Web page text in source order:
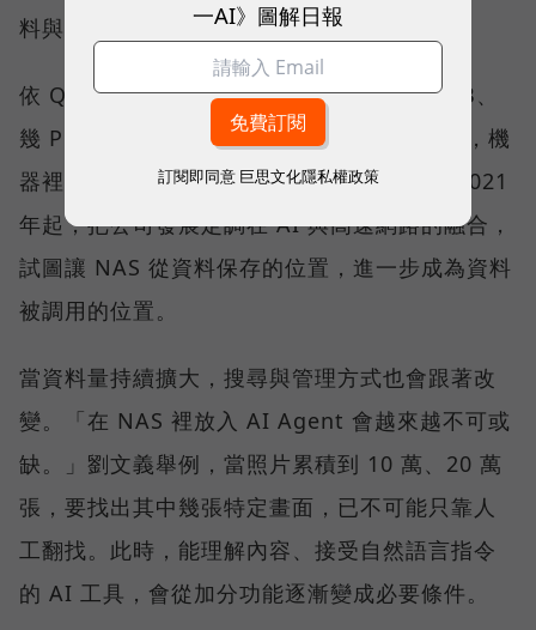
料與任務應該放在哪裡。
依 QNAP 觀察，客戶過去關心的是需要幾 TB、
幾 PB，或備份速度有多快；現在更常問的是，機
器裡的資料要如何被 AI 活用。QNAP 也從 2021
年起，把公司發展定調在 AI 與高速網路的融合，
試圖讓 NAS 從資料保存的位置，進一步成為資料
被調用的位置。
當資料量持續擴大，搜尋與管理方式也會跟著改
變。「在 NAS 裡放入 AI Agent 會越來越不可或
缺。」劉文義舉例，當照片累積到 10 萬、20 萬
張，要找出其中幾張特定畫面，已不可能只靠人
工翻找。此時，能理解內容、接受自然語言指令
的 AI 工具，會從加分功能逐漸變成必要條件。
一AI》圖解日報
訂閱即同意 巨思文化隱私權政策